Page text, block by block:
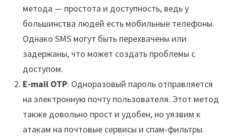
метода — простота и доступность, ведь у
большинства людей есть мобильные телефоны.
Однако SMS могут быть перехвачены или
задержаны, что может создать проблемы с
доступом.
E-mail OTP: Одноразовый пароль отправляется
на электронную почту пользователя. Этот метод
также довольно прост и удобен, но уязвим к
атакам на почтовые сервисы и спам-фильтры.